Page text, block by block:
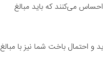
می‌کنند که باید مبالغ
و احتمال باخت شما نیز با مبالغ